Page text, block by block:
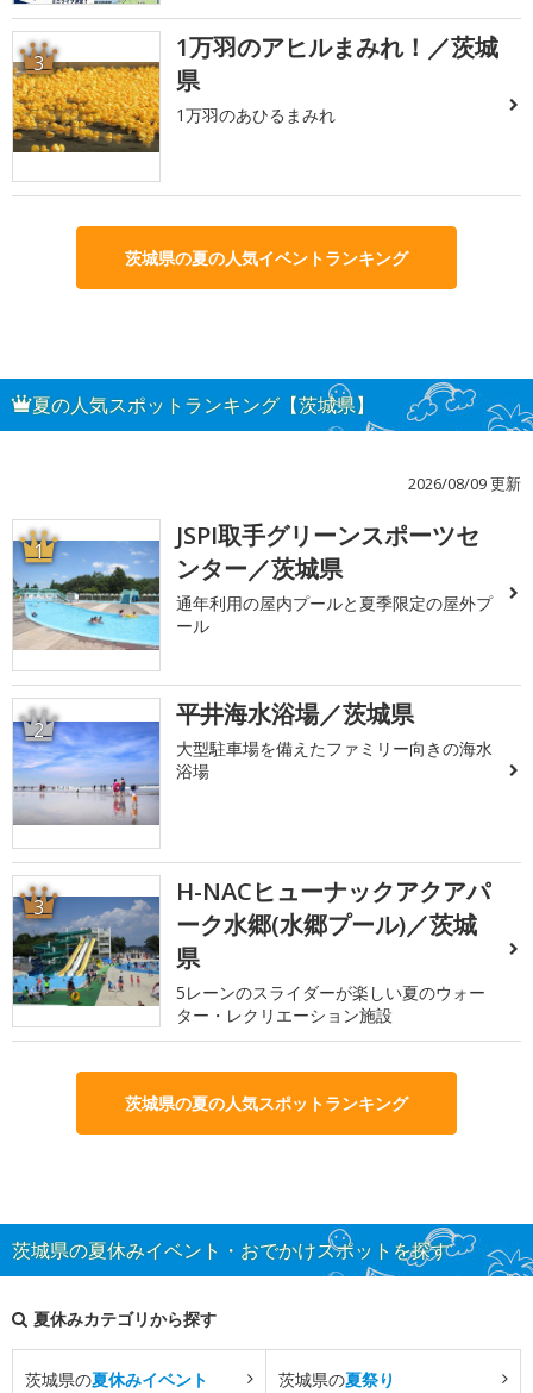
3
1万羽のアヒルまみれ！／茨城
県
1万羽のあひるまみれ
茨城県の夏の人気イベントランキング
夏の人気スポットランキング【茨城県】
2026/08/09 更新
1
JSPI取手グリーンスポーツセ
ンター／茨城県
通年利用の屋内プールと夏季限定の屋外プ
ール
2 平井海水浴場／茨城県
大型駐車場を備えたファミリー向きの海水
浴場
3
H-NACヒューナックアクアパ
ーク水郷(水郷プール)／茨城
県
5レーンのスライダーが楽しい夏のウォー
ター・レクリエーション施設
茨城県の夏の人気スポットランキング
茨城県の夏休みイベント・おでかけスポットを探す
夏休みカテゴリから探す
茨城県の夏休みイベント 茨城県の夏祭り